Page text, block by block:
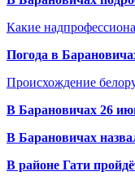
Какие
Погода в
Происхождение
В Барановичах 26
В Барановичах
В районе Гати